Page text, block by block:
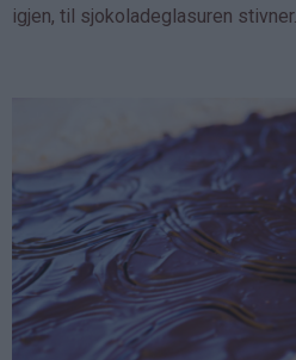
igjen, til sjokoladeglasuren stivner.